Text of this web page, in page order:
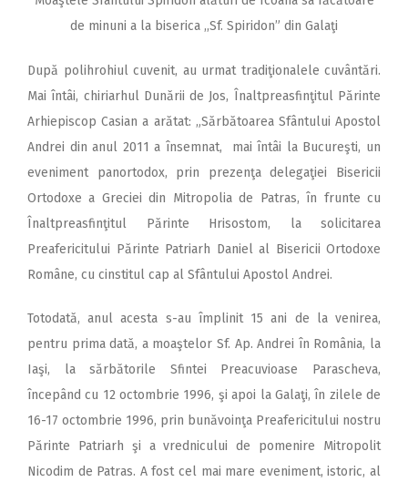
de minuni a la biserica ,,Sf. Spiridon” din Galaţi
După polihrohiul cuvenit, au urmat tradiţionalele cuvântări.
Mai întâi, chiriarhul Dunării de Jos, Înaltpreasfinţitul Părinte
Arhiepiscop Casian a arătat: „Sărbătoarea Sfântului Apostol
Andrei din anul 2011 a însemnat, mai întâi la Bucureşti, un
eveniment panortodox, prin prezenţa delegaţiei Bisericii
Ortodoxe a Greciei din Mitropolia de Patras, în frunte cu
Înaltpreasfinţitul Părinte Hrisostom, la solicitarea
Preafericitului Părinte Patriarh Daniel al Bisericii Ortodoxe
Române, cu cinstitul cap al Sfântului Apostol Andrei.
Totodată, anul acesta s-au împlinit 15 ani de la venirea,
pentru prima dată, a moaştelor Sf. Ap. Andrei în România, la
Iaşi, la sărbătorile Sfintei Preacuvioase Parascheva,
începând cu 12 octombrie 1996, şi apoi la Galaţi, în zilele de
16-17 octombrie 1996, prin bunăvoinţa Preafericitului nostru
Părinte Patriarh şi a vrednicului de pomenire Mitropolit
Nicodim de Patras. A fost cel mai mare eveniment, istoric, al